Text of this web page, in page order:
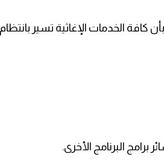
كافة الخدمات الإغاثية تسير بانتظام
برامج البرنامج الأخرى.